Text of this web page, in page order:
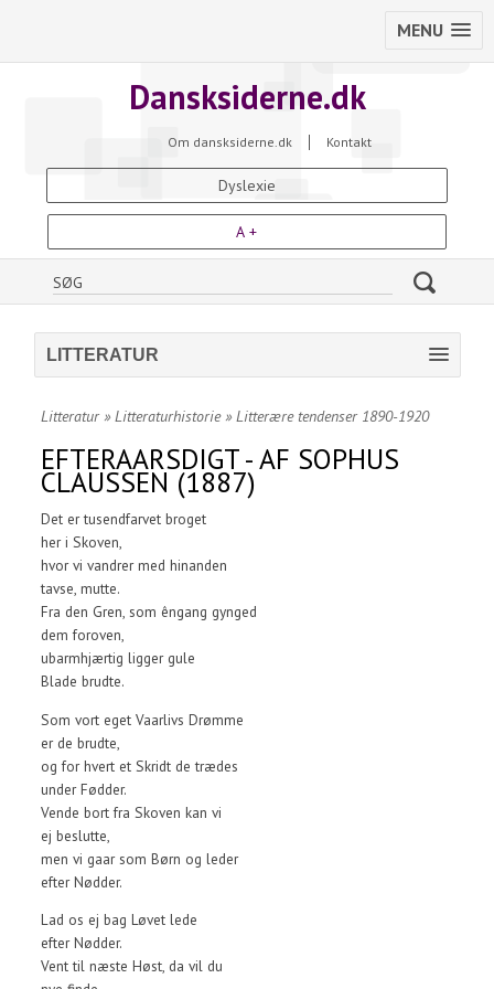
MENU
Dansksiderne.dk
Om dansksiderne.dk Kontakt
Dyslexie
A +
LITTERATUR
Litteratur»Litteraturhistorie»Litterære tendenser 1890-1920
EFTERAARSDIGT - AF SOPHUS
CLAUSSEN (1887)
Det er tusendfarvet broget
her i Skoven,
hvor vi vandrer med hinanden
tavse, mutte.
Fra den Gren, som êngang gynged
dem foroven,
ubarmhjærtig ligger gule
Blade brudte.
Som vort eget Vaarlivs Drømme
er de brudte,
og for hvert et Skridt de trædes
under Fødder.
Vende bort fra Skoven kan vi
ej beslutte,
men vi gaar som Børn og leder
efter Nødder.
Lad os ej bag Løvet lede
efter Nødder.
Vent til næste Høst, da vil du